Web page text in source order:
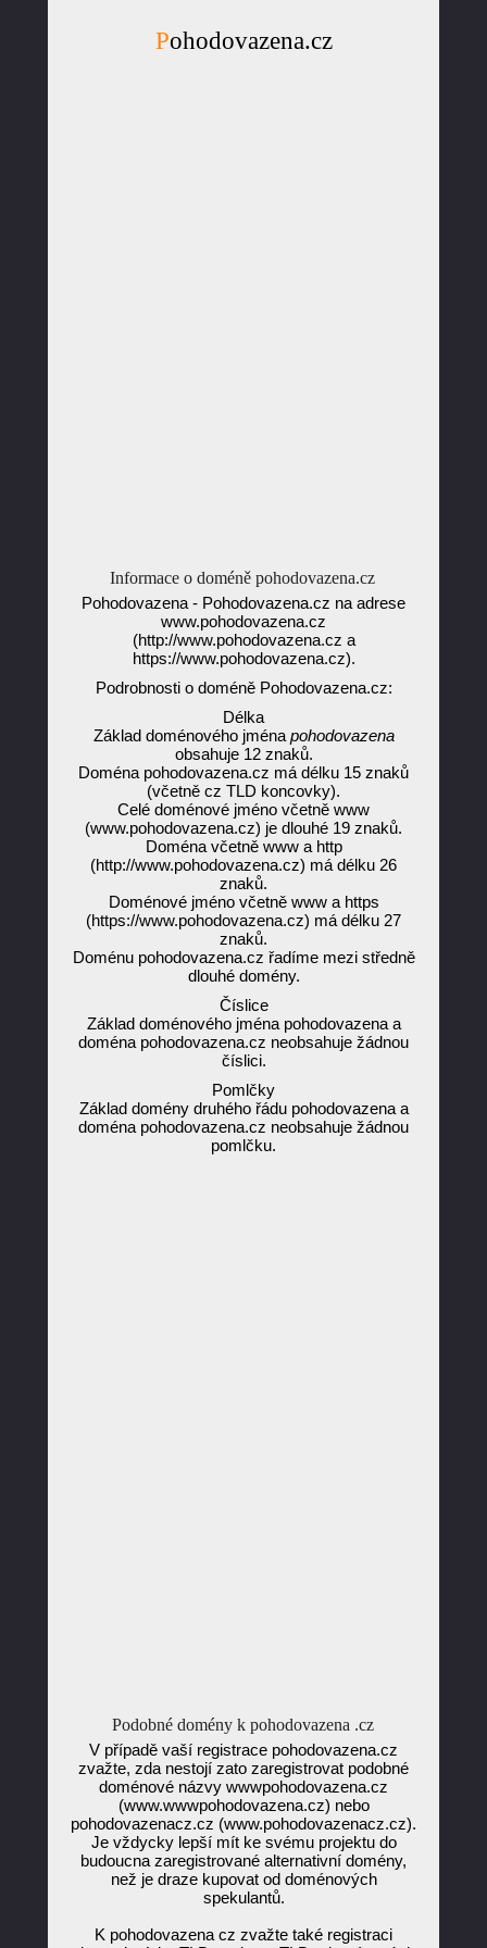
Pohodovazena.cz
Informace o doméně pohodovazena.cz
Pohodovazena - Pohodovazena.cz na adrese
www.pohodovazena.cz
(http://www.pohodovazena.cz a
https://www.pohodovazena.cz).
Podrobnosti o doméně Pohodovazena.cz:
Délka
Základ doménového jména pohodovazena
obsahuje 12 znaků.
Doména pohodovazena.cz má délku 15 znaků
(včetně cz TLD koncovky).
Celé doménové jméno včetně www
(www.pohodovazena.cz) je dlouhé 19 znaků.
Doména včetně www a http
(http://www.pohodovazena.cz) má délku 26
znaků.
Doménové jméno včetně www a https
(https://www.pohodovazena.cz) má délku 27
znaků.
Doménu pohodovazena.cz řadíme mezi středně
dlouhé domény.
Číslice
Základ doménového jména pohodovazena a
doména pohodovazena.cz neobsahuje žádnou
číslici.
Pomlčky
Základ domény druhého řádu pohodovazena a
doména pohodovazena.cz neobsahuje žádnou
pomlčku.
Podobné domény k pohodovazena .cz
V případě vaší registrace pohodovazena.cz
zvažte, zda nestojí zato zaregistrovat podobné
doménové názvy wwwpohodovazena.cz
(www.wwwpohodovazena.cz) nebo
pohodovazenacz.cz (www.pohodovazenacz.cz).
Je vždycky lepší mít ke svému projektu do
budoucna zaregistrované alternativní domény,
než je draze kupovat od doménových
spekulantů.
K pohodovazena cz zvažte také registraci